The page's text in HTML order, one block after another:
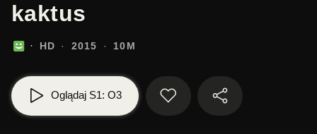
kaktus
HD 2015 10M
Oglądaj S1: O3